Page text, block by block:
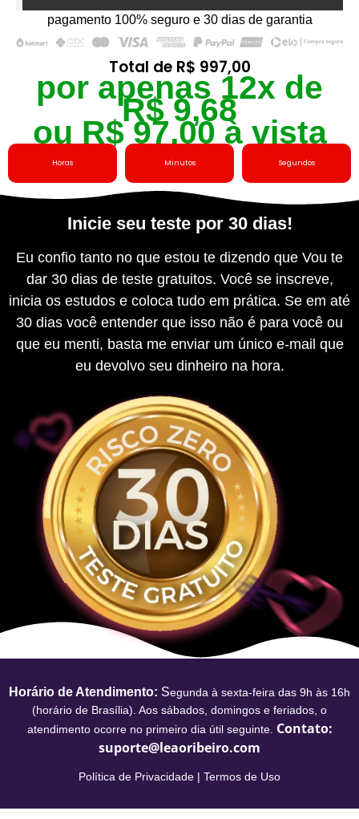
pagamento 100% seguro e 30 dias de garantia
Total de R$ 997,00
por apenas 12x de
R$ 9,68
ou R$ 97,00 à vista
Horas Minutos Segundos
Inicie seu teste por 30 dias!​
Eu confio tanto no que estou te dizendo que Vou te
dar 30 dias de teste gratuitos. Você se inscreve,
inicia os estudos e coloca tudo em prática. Se em até
30 dias você entender que isso não é para você ou
que eu menti, basta me enviar um único e-mail que
eu devolvo seu dinheiro na hora.
Horário de Atendimento: Segunda à sexta-feira das 9h às 16h
(horário de Brasília). Aos sábados, domingos e feriados, o
atendimento ocorre no primeiro dia útil seguinte. Contato:
suporte@leaoribeiro.com
Política de Privacidade | Termos de Uso